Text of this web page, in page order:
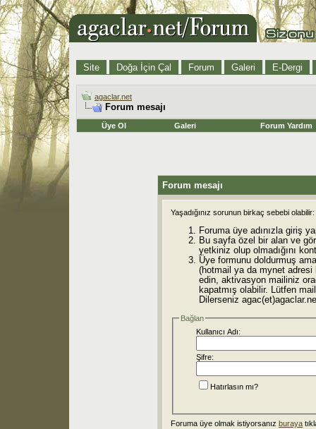
Site Doğa İçin Çal Forum Galeri E-Dergi
agaclar.net
Forum mesajı
Üye Ol Galeri Forum Yardım
Forum mesajı
Yaşadığınız sorunun birkaç sebebi olabilir:
Foruma üye adınızla giriş
Bu sayfa özel bir alan ve
yetkiniz olup olmadığını
Üye formunu doldurmuş
(hotmail ya da mynet adresi
edin, aktivasyon mailiniz
kapatmış olabilir. Lütfen
Dilerseniz
Bağlan
Kullanıcı Adı:
Şifre:
Hatırlasın mı?
Foruma üye olmak istiyorsanız buraya